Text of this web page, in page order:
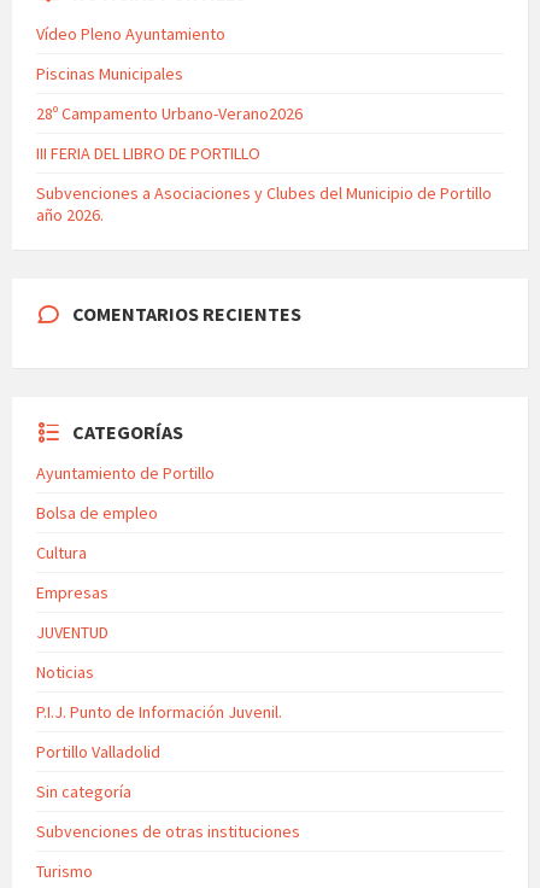
Vídeo Pleno Ayuntamiento
Piscinas Municipales
28º Campamento Urbano-Verano2026
III FERIA DEL LIBRO DE PORTILLO
Subvenciones a Asociaciones y Clubes del Municipio de Portillo
año 2026.
COMENTARIOS RECIENTES
CATEGORÍAS
Ayuntamiento de Portillo
Bolsa de empleo
Cultura
Empresas
JUVENTUD
Noticias
P.I.J. Punto de Información Juvenil.
Portillo Valladolid
Sin categoría
Subvenciones de otras instituciones
Turismo